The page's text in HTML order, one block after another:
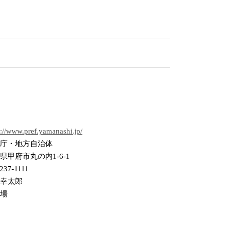
www.pref.yamanashi.jp/
・地方自治体
甲府市丸の内1-6-1
1111
太郎